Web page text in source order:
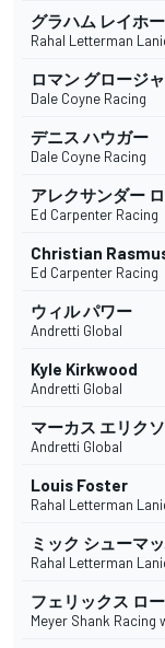
グラハム レイホ
Rahal Letterman
ロマン グロージ
Dale Coyne Racing
デニス ハウガー
Dale Coyne Racing
アレクサンダー
Ed Carpenter Racing
Christian
Ed Carpenter Racing
ウィル パワー
Andretti Global
Kyle Kirkwood
Andretti Global
マーカス エリク
Andretti Global
Louis Foster
Rahal Letterman
ミック シューマ
Rahal Letterman
フェリックス ロ
Meyer Shank Racing